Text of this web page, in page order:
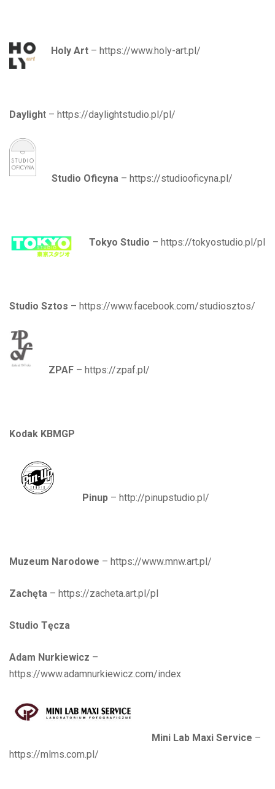
Holy Art – https://www.holy-art.pl/
Daylight – https://daylightstudio.pl/pl/
Studio Oficyna – https://studiooficyna.pl/
Tokyo Studio – https://tokyostudio.pl/pl
Studio Sztos – https://www.facebook.com/studiosztos/
ZPAF – https://zpaf.pl/
Kodak KBMGP
Pinup – http://pinupstudio.pl/
Muzeum Narodowe – https://www.mnw.art.pl/
Zachęta – https://zacheta.art.pl/pl
Studio Tęcza
Adam Nurkiewicz –
https://www.adamnurkiewicz.com/index
Mini Lab Maxi Service –
https://mlms.com.pl/